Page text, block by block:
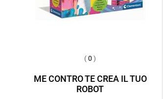
( 0 )
ME CONTRO TE CREA IL TUO
ROBOT